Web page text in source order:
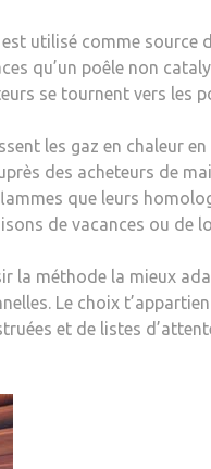
utilisé comme source
qu’un poêle non
se tournent vers les
les gaz en chaleur
des acheteurs de
que leurs
de vacances ou de
méthode la mieux
Le choix
et de listes